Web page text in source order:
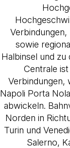
Verbindungen,
sowie
Halbinsel und zu
Centrale
Verbindungen,
Napoli Porta
abwickeln.
Norden in
Turin und
Salerno,